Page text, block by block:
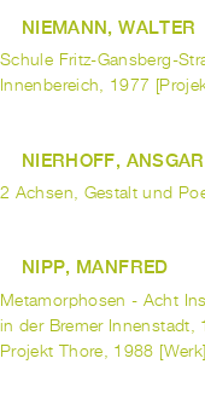
NIEMANN, WALTER
Schule Fritz-Gansberg-
Innenbereich, 1977
NIERHOFF, ANSGAR
2 Achsen, Gestalt und
NIPP, MANFRED
Metamorphosen - Acht
in der Bremer Innenstadt,
Projekt Thore, 1988 [Werk]